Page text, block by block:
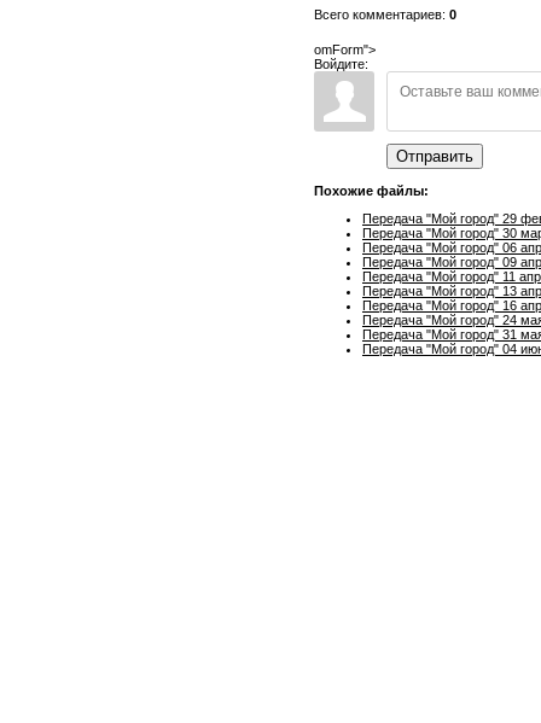
Всего комментариев: 0
omForm">
Войдите:
Отправить
Похожие файлы:
Передача "Мой город" 29
Передача "Мой город" 30
Передача "Мой город" 06
Передача "Мой город" 09
Передача "Мой город" 11
Передача "Мой город" 13
Передача "Мой город" 16
Передача "Мой город" 24
Передача "Мой город" 31
Передача "Мой город" 04